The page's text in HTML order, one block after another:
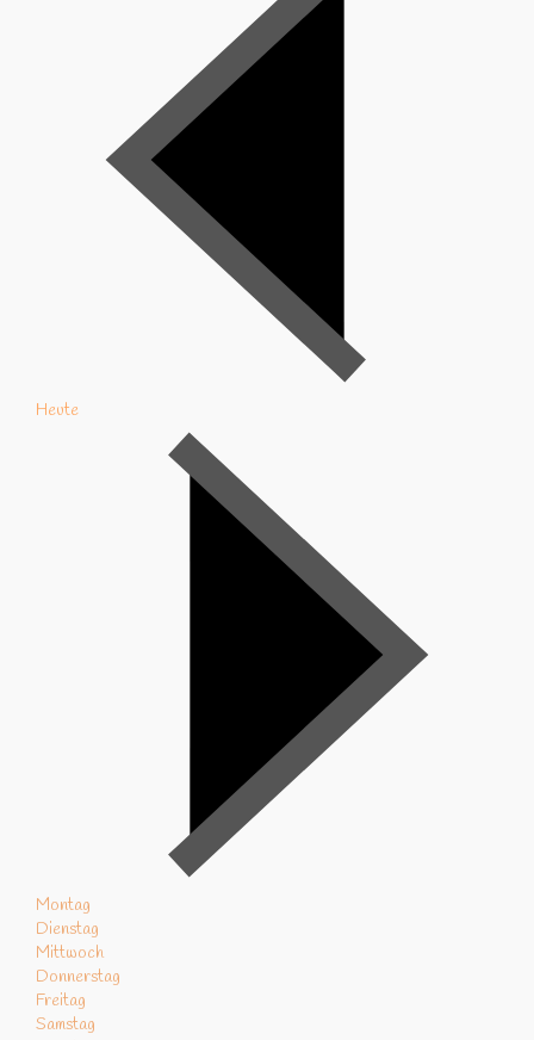
Heute
Montag
Dienstag
Mittwoch
Donnerstag
Freitag
Samstag